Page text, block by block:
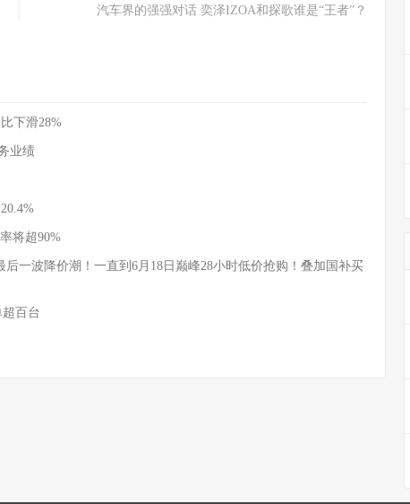
汽车界的强强对话 奕泽IZOA和探歌谁是“王者”？
下滑28%
业绩
将超90%
一波降价潮！一直到6月18日巅峰28小时低价抢购！叠加国补买
百台